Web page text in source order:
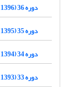
دوره 36 (1396)
دوره 35 (1395)
دوره 34 (1394)
دوره 33 (1393)